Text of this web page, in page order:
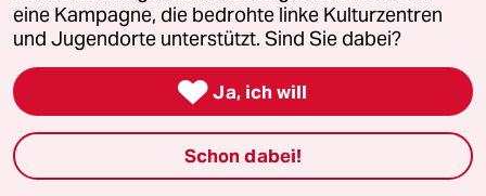
2 In Fließgewässern
Linken-Politikerin von Angern zur Rente
eine Kampagne, die bedrohte linke Kulturzentren
und Jugendorte unterstützt. Sind Sie dabei?
 Ja, ich will
Schon dabei!